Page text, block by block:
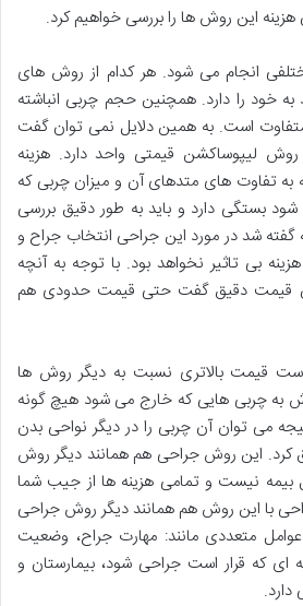
این روش ها را بررسی خواهیم کرد.
انجام می شود. هر کدام از روش های
خود را دارد. همچنین حجم چربی انباشته
است. به همین دلایل نمی توان گفت
لیپوساکشن قیمتی واحد دارد. هزینه
به تفاوت های متدهای آن و میزان چربی که
بستگی دارد و باید به طور دقیق بررسی
گفته شد در مورد این جراحی انتخاب جراح و
بی تاثیر نخواهد بود. با توجه به آنچه
قیمت دقیق گفت حتی قیمت حدودی هم
قیمت بالاتری نسبت به دیگر روش ها
به چربی هایی که خارج می شود هیچ گونه
می توان آن چربی را در دیگر نواحی بدن
کرد. این روش جراحی هم همانند دیگر روش
نیست و تمامی هزینه ها از جیب شما
با این روش هم همانند دیگر روش جراحی
متعددی مانند: مهارت جراح، وضعیت
ای که قرار است جراحی شود، بیمارستان و